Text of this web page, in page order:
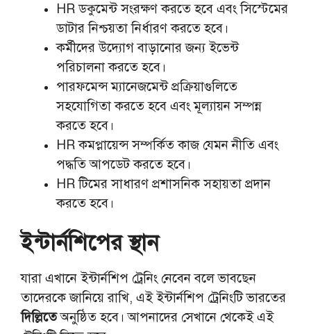
HR ডকুমেন্ট সংরক্ষণ করতে হবে এবং সিস্টেমের
ডাটার নিশ্চয়তা নির্ধারণ করতে হবে।
কর্মীদের উদ্যোগ বাড়ানোর জন্য ইভেন্ট
পরিচালনা করতে হবে।
পারফমেন্স ম্যানেজমেন্ট প্রক্রিয়াগুলিতে
সহযোগিতা করতে হবে এবং মূল্যায়ন সম্পন্ন
করতে হবে।
HR কমপ্লায়েন্স সম্পর্কিত কাজ যেমন নীতি এবং
পদ্ধতি আপডেট করতে হবে।
HR টিমের সাধারণ প্রশাসনিক সহায়তা প্রদান
করতে হবে।
ইন্টার্নশিপের স্থান
যারা এখানে ইন্টার্নশিপ ট্রেনিং নেবেন বলে ভাবছেন
তাদেরকে জানিয়ে রাখি, এই ইন্টার্নশিপ ট্রেনিংটি ভারতের
দিল্লিতেঅনুষ্ঠিত হবে। আপনাদের সেখানে থেকেই এই